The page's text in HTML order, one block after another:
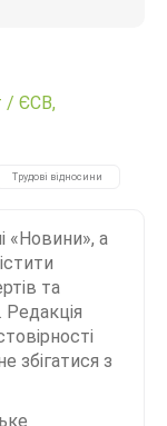
/ ЄСВ,
Трудові відносини
«Новини», а
та
збігатися з